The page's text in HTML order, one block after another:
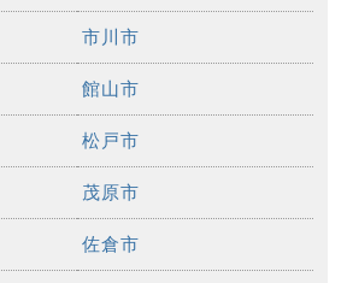
市川市
館山市
松戸市
茂原市
佐倉市